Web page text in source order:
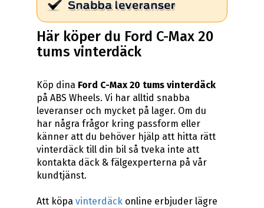
Här köper du Ford C-Max 20
tums vinterdäck
Köp dina Ford C-Max 20 tums vinterdäck
på ABS Wheels. Vi har alltid snabba
leveranser och mycket på lager. Om du
har några frågor kring passform eller
känner att du behöver hjälp att hitta rätt
vinterdäck till din bil så tveka inte att
kontakta däck & fälgexperterna på vår
kundtjänst.
Att köpa vinterdäckonline erbjuder lägre